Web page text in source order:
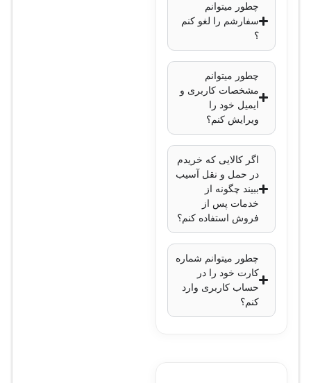
TDA200
پشتیبانی از تلفن‌ها:
تلفن‌های آنالوگ
قابلیت نمایش
شناسه تماس‌گیرنده
(Caller ID):
قابلیت نصب
ماژولار:بله
ابعاد و وزن: بسته
به سیستم سانترال
نوع استفاده:
افزایش تعداد
داخلی‌های آنالوگ در
سیستم سانترال
قابلیت ارتقاء:بله،
امکان افزودن به
چطور میتوانم
سفارشم را لغو کنم
؟
چطور میتوانم
مشخصات کاربری و
ایمیل خود را
ویرایش کنم؟
اگر کالایی که خریدم
در حمل و نقل آسیب
ببیند چگونه از
خدمات پس از
فروش استفاده کنم؟
چطور میتوانم شماره
کارت خود را در
حساب کاربری وارد
کنم؟